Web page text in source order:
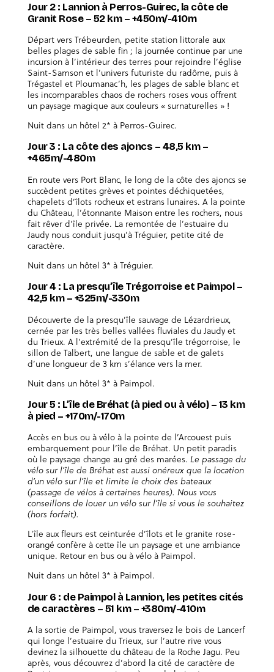
Jour 2 : Lannion à Perros-Guirec, la côte de
Granit Rose – 52 km – +450m/-410m
Départ vers Trébeurden, petite station littorale aux
belles plages de sable fin ; la journée continue par une
incursion à l’intérieur des terres pour rejoindre l’église
Saint-Samson et l’univers futuriste du radôme, puis à
Trégastel et Ploumanac’h, les plages de sable blanc et
les incomparables chaos de rochers roses vous offrent
un paysage magique aux couleurs « surnaturelles » !
Nuit dans un hôtel 2* à Perros-Guirec.
Jour 3 : La côte des ajoncs – 48,5 km –
+465m/-480m
En route vers Port Blanc, le long de la côte des ajoncs se
succèdent petites grèves et pointes déchiquetées,
chapelets d’îlots rocheux et estrans lunaires. A la pointe
du Château, l’étonnante Maison entre les rochers, nous
fait rêver d’île privée. La remontée de l’estuaire du
Jaudy nous conduit jusqu’à Tréguier, petite cité de
caractère.
Nuit dans un hôtel 3* à Tréguier.
Jour 4 : La presqu’île Trégorroise et Paimpol –
42,5 km – +325m/-330m
Découverte de la presqu’île sauvage de Lézardrieux,
cernée par les très belles vallées fluviales du Jaudy et
du Trieux. A l’extrémité de la presqu’île trégorroise, le
sillon de Talbert, une langue de sable et de galets
d’une longueur de 3 km s’élance vers la mer.
Nuit dans un hôtel 3* à Paimpol.
Jour 5 : L’île de Bréhat (à pied ou à vélo) – 13 km
à pied – +170m/-170m
Accès en bus ou à vélo à la pointe de l’Arcouest puis
embarquement pour l’île de Bréhat. Un petit paradis
où le paysage change au gré des marées. Le passage du
vélo sur l’île de Bréhat est aussi onéreux que la location
d’un vélo sur l’île et limite le choix des bateaux
(passage de vélos à certaines heures). Nous vous
conseillons de louer un vélo sur l’île si vous le souhaitez
(hors forfait).
L’île aux fleurs est ceinturée d’îlots et le granite rose-
orangé confère à cette île un paysage et une ambiance
unique. Retour en bus ou à vélo à Paimpol.
Nuit dans un hôtel 3* à Paimpol.
Jour 6 : de Paimpol à Lannion, les petites cités
de caractères – 51 km – +380m/-410m
A la sortie de Paimpol, vous traversez le bois de Lancerf
qui longe l’estuaire du Trieux, sur l’autre rive vous
devinez la silhouette du château de la Roche Jagu. Peu
après, vous découvrez d’abord la cité de caractère de